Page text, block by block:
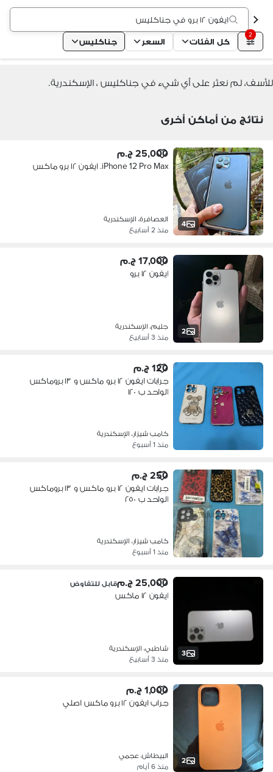
ايفون ١٢ برو في جناكليس
2
كل الفئات السعر جناكليس
للأسف، لم نعثر على أي شيء في جناكليس ، الإسكندرية.
نتائج من أماكن أخرى
4
25,000 ج.م
iPhone 12 Pro Max. ايفون ١٢ برو ماكس
العصافرة، الإسكندرية
منذ 2 أسابيع
2
17,000 ج.م
ايفون ١٢ برو
جليم، الإسكندرية
منذ 3 أسابيع
120 ج.م
جرابات ايفون ١٢ برو ماكس و ١٣ بروماكس
الواحد ب ١٢٠
كامب شيزار، الإسكندرية
منذ 1 أسبوع
250 ج.م
جرابات ايفون ١٢ برو ماكس و ١٣ بروماكس
الواحد ب ٢٥٠
كامب شيزار، الإسكندرية
منذ 1 أسبوع
3
25,000 ج.م قابل للتفاوض
ايفون ١٢ ماكس
شاطبي، الإسكندرية
منذ 3 أسابيع
2
1,000 ج.م
جراب ايفون ١٢ برو ماكس اصلي
البيطاش، عجمي
منذ 6 أيام